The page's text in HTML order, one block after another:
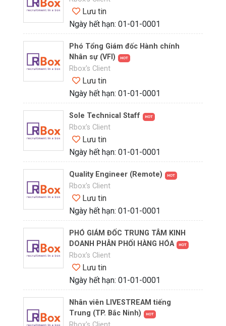
Lưu tin
Ngày hết hạn: 01-01-0001
Phó Tổng Giám đốc Hành chính
Nhân sự (VFI)
HOT
Rbox's Client
Lưu tin
Ngày hết hạn: 01-01-0001
Sole Technical Staff HOT
Rbox's Client
Lưu tin
Ngày hết hạn: 01-01-0001
Quality Engineer (Remote) HOT
Rbox's Client
Lưu tin
Ngày hết hạn: 01-01-0001
PHÓ GIÁM ĐỐC TRUNG TÂM KINH
DOANH PHÂN PHỐI HÀNG HÓA
HOT
Rbox's Client
Lưu tin
Ngày hết hạn: 01-01-0001
Nhân viên LIVESTREAM tiếng
Trung (TP. Bắc Ninh)
HOT